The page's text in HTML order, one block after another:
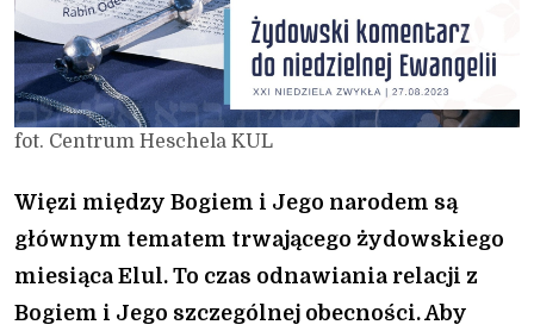
fot. Centrum Heschela KUL
Więzi między Bogiem i Jego narodem są
głównym tematem trwającego żydowskiego
miesiąca Elul. To czas odnawiania relacji z
Bogiem i Jego szczególnej obecności. Aby